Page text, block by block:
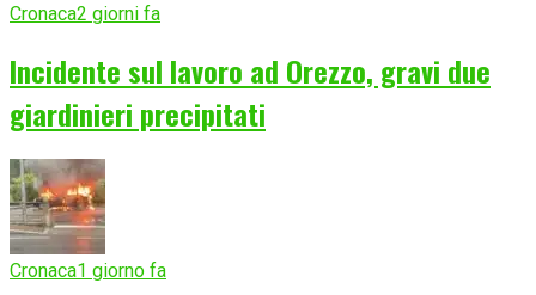
Cronaca2 giorni fa
Incidente sul lavoro ad Orezzo, gravi due
giardinieri precipitati
Cronaca1 giorno fa